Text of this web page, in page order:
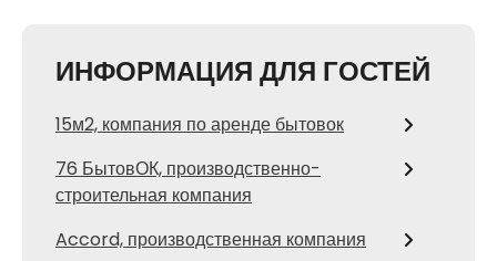
ИНФОРМАЦИЯ ДЛЯ ГОСТЕЙ
15м2, компания по аренде бытовок
76 БытовОК, производственно-
строительная компания
Accord, производственная компания